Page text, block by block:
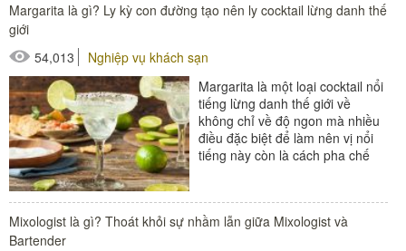
#thiết bị nhà hàng - bếp
Margarita là gì? Ly kỳ con đường tạo nên ly cocktail lừng danh thế
giới
54,013
Nghiệp vụ khách sạn
Margarita là một loại cocktail nổi
tiếng lừng danh thế giới về
không chỉ về độ ngon mà nhiều
điều đặc biệt để làm nên vị nổi
tiếng này còn là cách pha chế
Mixologist là gì? Thoát khỏi sự nhầm lẫn giữa Mixologist và
Bartender